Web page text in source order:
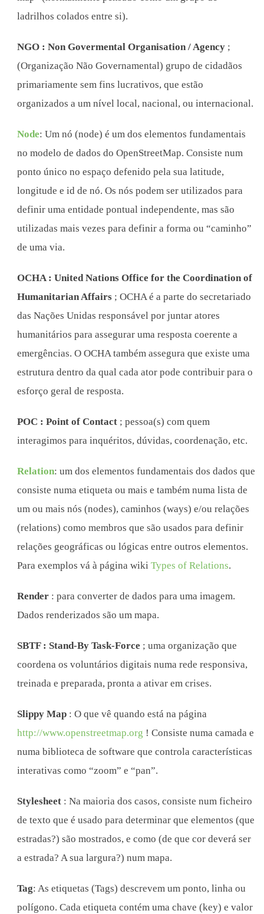
ladrilhos colados entre si).
NGO : Non Govermental Organisation / Agency ;
(Organização Não Governamental) grupo de cidadãos
primariamente sem fins lucrativos, que estão
organizados a um nível local, nacional, ou internacional.
Node: Um nó (node) é um dos elementos fundamentais
no modelo de dados do OpenStreetMap. Consiste num
ponto único no espaço defenido pela sua latitude,
longitude e id de nó. Os nós podem ser utilizados para
definir uma entidade pontual independente, mas são
utilizadas mais vezes para definir a forma ou “caminho”
de uma via.
OCHA : United Nations Office for the Coordination of
Humanitarian Affairs ; OCHA é a parte do secretariado
das Nações Unidas responsável por juntar atores
humanitários para assegurar uma resposta coerente a
emergências. O OCHA também assegura que existe uma
estrutura dentro da qual cada ator pode contribuir para o
esforço geral de resposta.
POC : Point of Contact ; pessoa(s) com quem
interagimos para inquéritos, dúvidas, coordenação, etc.
Relation: um dos elementos fundamentais dos dados que
consiste numa etiqueta ou mais e também numa lista de
um ou mais nós (nodes), caminhos (ways) e/ou relações
(relations) como membros que são usados para definir
relações geográficas ou lógicas entre outros elementos.
Para exemplos vá à página wikiTypes of Relations.
Render : para converter de dados para uma imagem.
Dados renderizados são um mapa.
SBTF : Stand-By Task-Force ; uma organização que
coordena os voluntários digitais numa rede responsiva,
treinada e preparada, pronta a ativar em crises.
Slippy Map : O que vê quando está na página
http://www.openstreetmap.org ! Consiste numa camada e
numa biblioteca de software que controla características
interativas como “zoom” e “pan”.
Stylesheet : Na maioria dos casos, consiste num ficheiro
de texto que é usado para determinar que elementos (que
estradas?) são mostrados, e como (de que cor deverá ser
a estrada? A sua largura?) num mapa.
Tag: As etiquetas (Tags) descrevem um ponto, linha ou
polígono. Cada etiqueta contém uma chave (key) e valor